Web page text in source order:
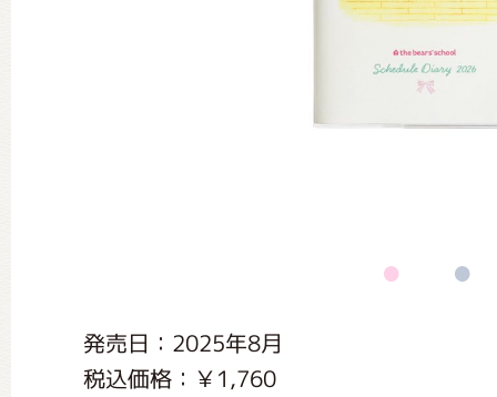
発売日：2025年8月
税込価格：￥1,760
おたのしみコンテンツ(クイズ・
くまのがっこう 家庭科部